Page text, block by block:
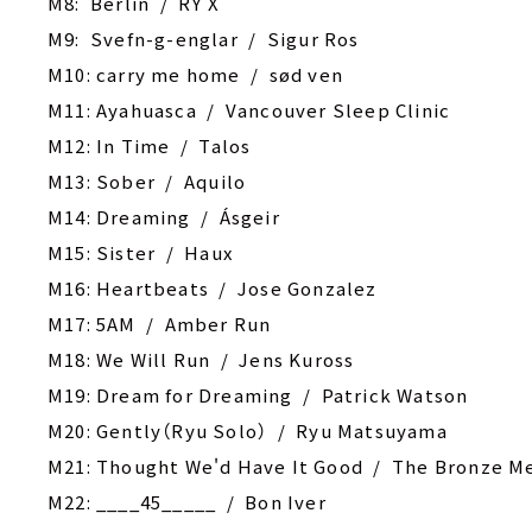
M9: Svefn-g-englar / Sigur Ros
M10: carry me home / sød ven
M11: Ayahuasca / Vancouver Sleep Clinic
M12: In Time / Talos
M13: Sober / Aquilo
M14: Dreaming / Ásgeir
M15: Sister / Haux
M16: Heartbeats / Jose Gonzalez
M17: 5AM / Amber Run
M18: We Will Run / Jens Kuross
M19: Dream for Dreaming / Patrick Watson
M20: Gently（Ryu Solo） / Ryu Matsuyama
M21: Thought We'd Have It Good / The Bronze
M22: ____45_____ / Bon Iver